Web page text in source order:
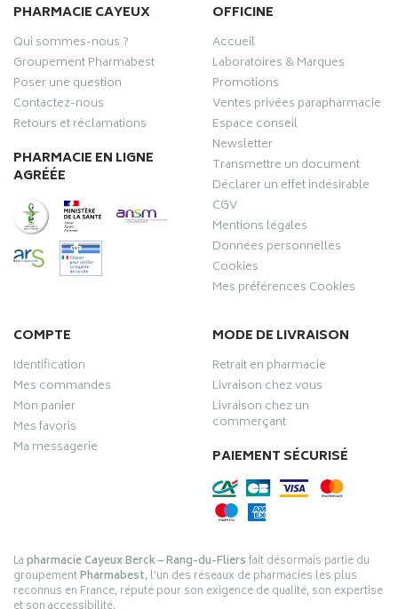
PHARMACIE CAYEUX
Qui sommes-nous ?
Groupement Pharmabest
Poser une question
Contactez-nous
Retours et réclamations
PHARMACIE EN LIGNE
AGRÉÉE
OFFICINE
Accueil
Laboratoires & Marques
Promotions
Ventes privées parapharmacie
Espace conseil
Newsletter
Transmettre un document
Déclarer un effet indésirable
CGV
Mentions légales
Données personnelles
Cookies
Mes préférences Cookies
COMPTE
Identification
Mes commandes
Mon panier
Mes favoris
Ma messagerie
MODE DE LIVRAISON
Retrait en pharmacie
Livraison chez vous
Livraison chez un
commerçant
PAIEMENT SÉCURISÉ
Lapharmacie Cayeux Berck – Rang-du-Fliersfait désormais partie du
groupementPharmabest, l’un des réseaux de pharmacies les plus
reconnus en France, réputé pour son exigence de qualité, son expertise